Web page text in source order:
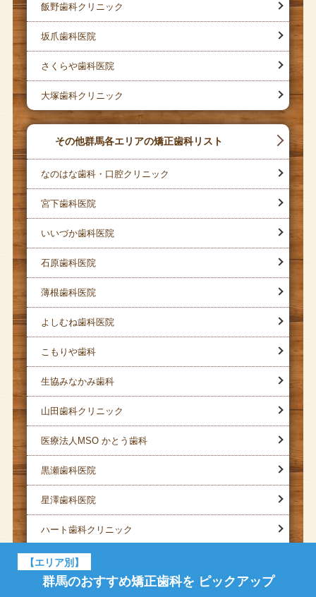
【エリア別】
群馬のおすすめ矯正歯科を ピックアップ
飯野歯科クリニック
坂爪歯科医院
さくらや歯科医院
大塚歯科クリニック
その他群馬各エリアの矯正歯科リスト
なのはな歯科・口腔クリニック
宮下歯科医院
いいづか歯科医院
石原歯科医院
薄根歯科医院
よしむね歯科医院
こもりや歯科
生協みなかみ歯科
山田歯科クリニック
医療法人MSO かとう歯科
黒瀬歯科医院
星澤歯科医院
ハート歯科クリニック
ひだまり歯科医院
ほりこし歯科